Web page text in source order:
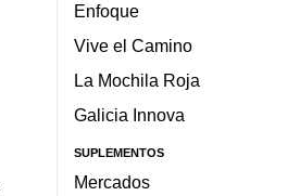
Enfoque
Vive el Camino
La Mochila Roja
Galicia Innova
SUPLEMENTOS
Mercados